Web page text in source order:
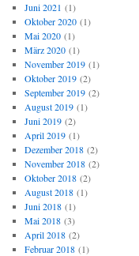
Juni 2021 (1)
Oktober 2020(1)
Mai 2020(1)
März 2020(1)
November 2019(1)
Oktober 2019(2)
September 2019(2)
August 2019(1)
Juni 2019(2)
April 2019(1)
Dezember 2018(2)
November 2018(2)
Oktober 2018(2)
August 2018(1)
Juni 2018(1)
Mai 2018(3)
April 2018(2)
Februar 2018(1)